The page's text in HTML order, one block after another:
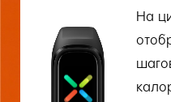
На